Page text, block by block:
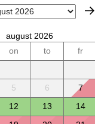
august 2026
on to fr
5 6 7
12 13 14